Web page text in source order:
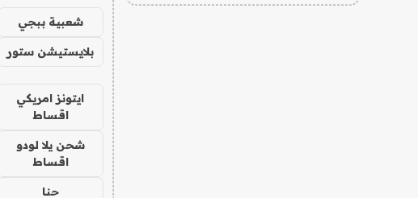
شعبية ببجي
بلايستيشن ستور
ايتونز امريكي
اقساط
شحن يلا لودو
اقساط
حنا